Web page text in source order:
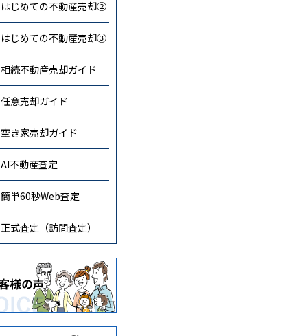
はじめての不動産売却②
はじめての不動産売却③
相続不動産売却ガイド
任意売却ガイド
空き家売却ガイド
AI不動産査定
簡単60秒Web査定
正式査定（訪問査定）